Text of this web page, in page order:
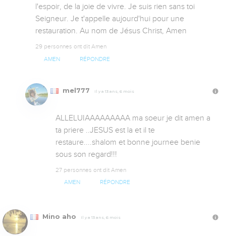
l'espoir, de la joie de vivre. Je suis rien sans toi
Seigneur. Je t'appelle aujourd'hui pour une
restauration. Au nom de Jésus Christ, Amen
29 personnes ont dit Amen
AMEN RÉPONDRE
mel777 Il y a 13 ans, 6 mois
ALLELUIAAAAAAAAA ma soeur je dit amen a
ta priere ..JESUS est la et il te
restaure....shalom et bonne journee benie
sous son regard!!!
27 personnes ont dit Amen
AMEN RÉPONDRE
Mino aho Il y a 13 ans, 6 mois